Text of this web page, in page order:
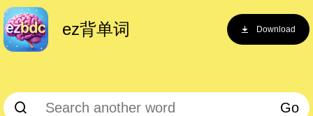
ez背单词 Download
Go